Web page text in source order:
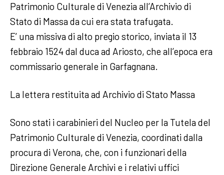
Patrimonio Culturale di Venezia all’Archivio di
Stato di Massa da cui era stata trafugata.
E’ una missiva di alto pregio storico, inviata il 13
febbraio 1524 dal duca ad Ariosto, che all’epoca era
commissario generale in Garfagnana.
La lettera restituita ad Archivio di Stato Massa
Sono stati i carabinieri del Nucleo per la Tutela del
Patrimonio Culturale di Venezia, coordinati dalla
procura di Verona, che, con i funzionari della
Direzione Generale Archivi e i relativi uffici